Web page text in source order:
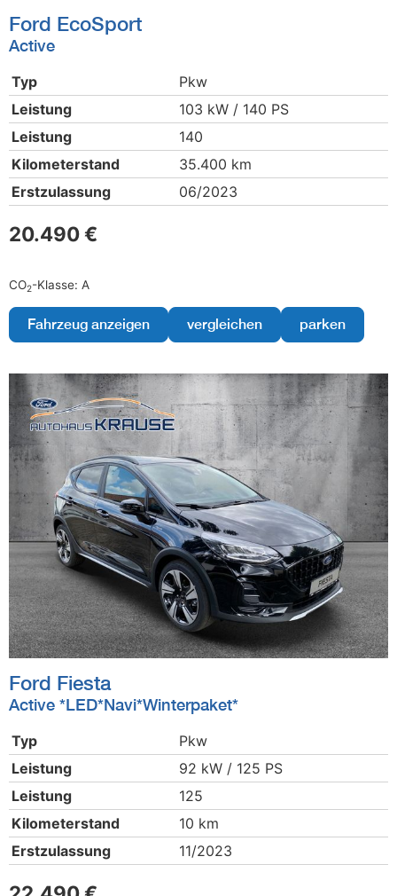
Ford EcoSport
Active
Typ
Pkw
Leistung
103 kW / 140 PS
Leistung
140
Kilometerstand
35.400 km
Erstzulassung
06/2023
20.490 €
CO2-Klasse: A
Fahrzeug anzeigen vergleichen parken
Ford Fiesta
Active *LED*Navi*Winterpaket*
Typ
Pkw
Leistung
92 kW / 125 PS
Leistung
125
Kilometerstand
10 km
Erstzulassung
11/2023